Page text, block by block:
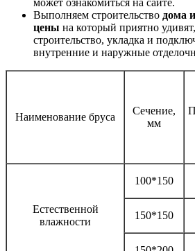
Выполняем строительство дома
цены на который приятно
строительство, укладка и
внутренние и наружные
Наименование бруса
Сечение,
мм
Естественной
влажности
100*150
150*150